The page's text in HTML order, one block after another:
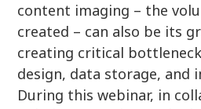
content imaging – the
created – can also be its
creating critical
design, data storage, and
During this webinar, in